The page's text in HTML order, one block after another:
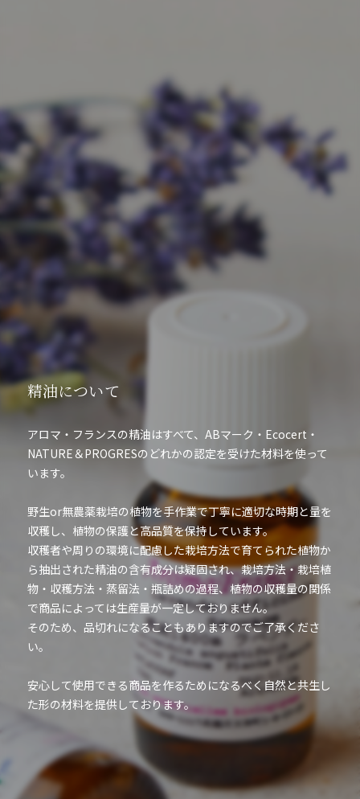
精油について
アロマ・フランスの精油はすべて、ABマーク・Ecocert・
NATURE＆PROGRESのどれかの認定を受けた材料を使って
います。
野生or無農薬栽培の植物を手作業で丁寧に適切な時期と量を
収穫し、植物の保護と高品質を保持しています。
収穫者や周りの環境に配慮した栽培方法で育てられた植物か
ら抽出された精油の含有成分は疑固され、栽培方法・栽培植
物・収穫方法・蒸留法・瓶詰めの過程、植物の収穫量の関係
で商品によっては生産量が一定しておりません。
そのため、品切れになることもありますのでご了承くださ
い。
安心して使用できる商品を作るためになるべく自然と共生し
た形の材料を提供しております。